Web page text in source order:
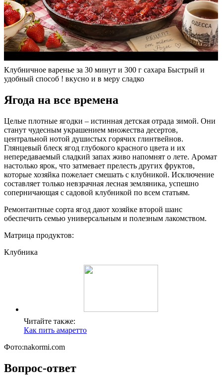
Клубничное варенье за 30 минут и 300 г сахара Быстрый и
удобный способ ! вкусно и в меру сладко
Ягода на все времена
Целые плотные ягодки – истинная детская отрада зимой. Они
станут чудесным украшением множества десертов,
центральной нотой душистых горячих глинтвейнов.
Глянцевый блеск ягод глубокого красного цвета и их
непередаваемый сладкий запах живо напомнят о лете. Аромат
настолько ярок, что затмевает прелесть других фруктов,
которые хозяйка пожелает смешать с клубникой. Исключение
составляет только невзрачная лесная земляника, успешно
соперничающая с садовой клубникой по всем статьям.
Ремонтантные сорта ягод дают хозяйке второй шанс
обеспечить семью универсальным и полезным лакомством.
Матрица продуктов:
Клубника
Читайте также:
Как пить амаретто
Фото:nakormi.com
Вопрос-ответ